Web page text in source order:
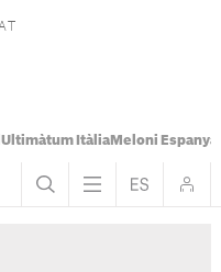
Ultimàtum ItàliaMeloni Espanya